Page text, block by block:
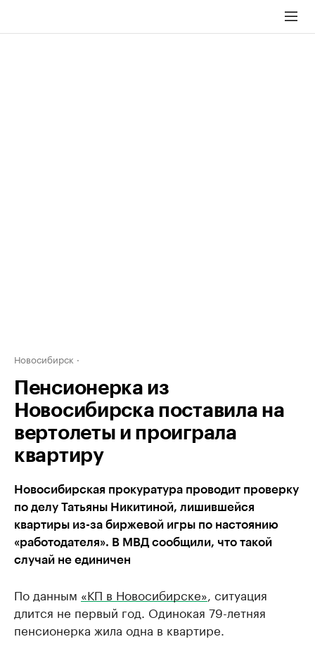
Новосибирск
Пенсионерка из
Новосибирска поставила на
вертолеты и проиграла
квартиру
Новосибирская прокуратура проводит проверку
по делу Татьяны Никитиной, лишившейся
квартиры из-за биржевой игры по настоянию
«работодателя». В МВД сообщили, что такой
случай не единичен
По данным «КП в Новосибирске» , ситуация
длится не первый год. Одинокая 79-летняя
пенсионерка жила одна в квартире.